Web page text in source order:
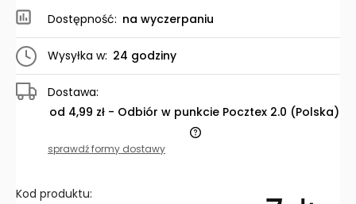
Dostępność: na wyczerpaniu
Wysyłka w: 24 godziny
Dostawa:
od 4,99 zł - Odbiór w punkcie Pocztex 2.0 (Polska)
Cena nie zawiera ewentualnych kosztów płatności
sprawdź formy dostawy
Kod produktu: